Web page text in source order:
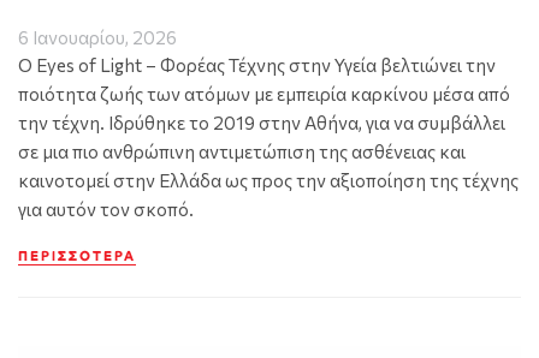
6 Ιανουαρίου, 2026
Ο Eyes of Light – Φορέας Τέχνης στην Υγεία βελτιώνει την
ποιότητα ζωής των ατόμων με εμπειρία καρκίνου μέσα από
την τέχνη. Ιδρύθηκε το 2019 στην Αθήνα, για να συμβάλλει
σε μια πιο ανθρώπινη αντιμετώπιση της ασθένειας και
καινοτομεί στην Ελλάδα ως προς την αξιοποίηση της τέχνης
για αυτόν τον σκοπό.
ΠΕΡΙΣΣΌΤΕΡΑ